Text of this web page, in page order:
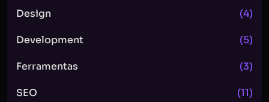
Design (4)
Development (5)
Ferramentas (3)
SEO (11)